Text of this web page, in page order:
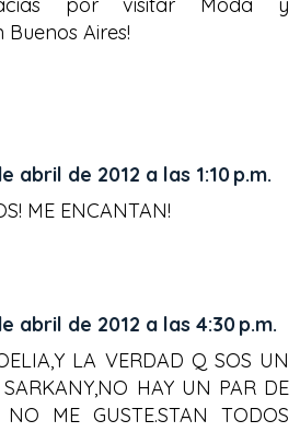
por visitar Moda y
Buenos Aires!
abril de 2012 a las 1:10 p.m.
ME ENCANTAN!
abril de 2012 a las 4:30 p.m.
LA VERDAD Q SOS UN
HAY UN PAR DE
NO ME GUSTE.STAN TODOS